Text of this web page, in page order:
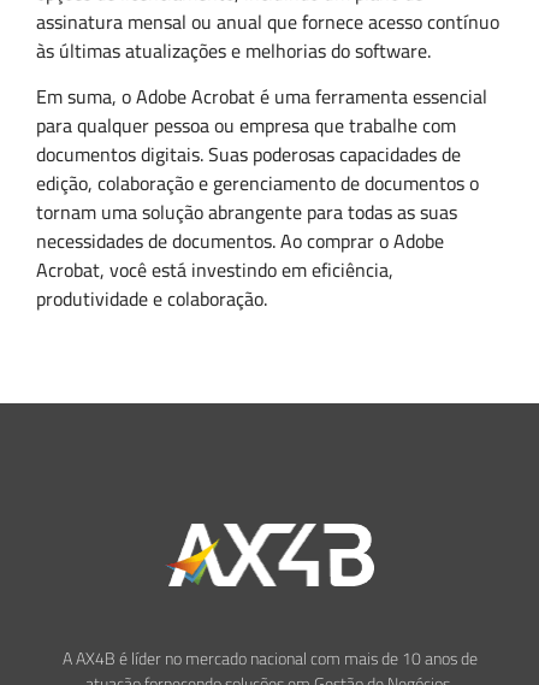
assinatura mensal ou anual que fornece acesso contínuo
às últimas atualizações e melhorias do software.
Em suma, o Adobe Acrobat é uma ferramenta essencial
para qualquer pessoa ou empresa que trabalhe com
documentos digitais. Suas poderosas capacidades de
edição, colaboração e gerenciamento de documentos o
tornam uma solução abrangente para todas as suas
necessidades de documentos. Ao comprar o Adobe
Acrobat, você está investindo em eficiência,
produtividade e colaboração.
A AX4B é líder no mercado nacional com mais de 10 anos de